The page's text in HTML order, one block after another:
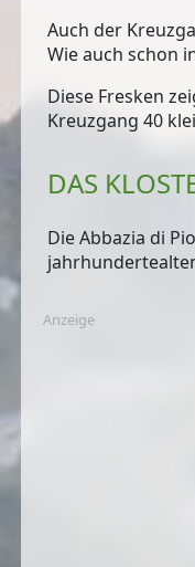
Auch der
Wie auch schon
Diese Fresken
Kreuzgang 40
DAS
Die Abbazia di
Anzeige